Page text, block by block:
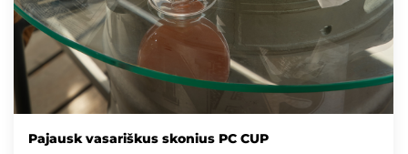
Pajausk vasariškus skonius PC CUP